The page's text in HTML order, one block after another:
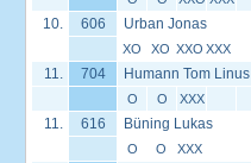
10. 606 Urban Jonas
XO XO XXO XXX
11. 704 Humann Tom Linus
O O XXX
11. 616 Büning Lukas
O O XXX